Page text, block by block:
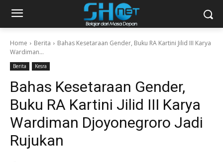
Home Berita
Bahas Kesetaraan Gender, Buku RA Kartini Jilid III Karya
Wardiman...
Berita Kesra
Bahas Kesetaraan Gender,
Buku RA Kartini Jilid III Karya
Wardiman Djoyonegroro Jadi
Rujukan